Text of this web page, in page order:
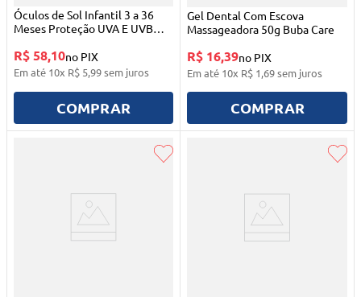
Óculos de Sol Infantil 3 a 36
Meses Proteção UVA E UVB
R$ 58,10no PIX
Em até 10x R$ 5,99sem juros
COMPRAR
Gel Dental Com Escova
Massageadora 50g Buba Care
R$ 16,39no PIX
Em até 10x R$ 1,69sem juros
COMPRAR